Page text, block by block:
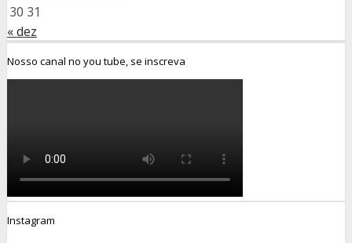
30 31
« dez
Nosso canal no you tube, se inscreva
Instagram